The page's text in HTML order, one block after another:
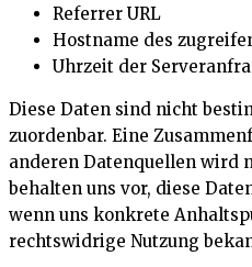
Referrer URL
Hostname des
Uhrzeit der
Diese Daten sind nicht
zuordenbar. Eine
anderen Datenquellen wird
behalten uns vor, diese
wenn uns konkrete
rechtswidrige Nutzung